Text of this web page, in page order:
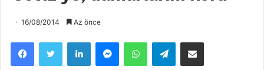
16/08/2014 Az önce
Telegram